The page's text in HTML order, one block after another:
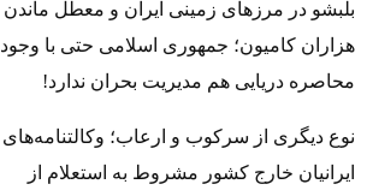
بلبشو در مرزهای زمینی ایران و معطل ماندن
هزاران کامیون؛ جمهوری اسلامی حتی با وجود
محاصره دریایی هم مدیریت بحران ندارد!
نوع دیگری از سرکوب و ارعاب؛ وکالتنامه‌های
ایرانیان خارج کشور مشروط به استعلام از